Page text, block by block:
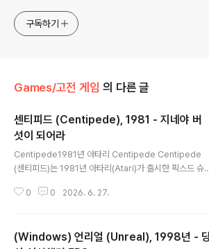
구독하기
Games/고전 게임 의 다른 글
센티피드 (Centipede), 1981 - 지네야 버
섯이 되어라
Centipede1981년 아타리 Centipede Centipede
(센티피드)는 1981년 아타리(Atari)가 출시한 픽스드 슈
성 있는 게임플레이로 큰 성공을 거뒀다고 합니다. Centip
s://www.myabandonware.com/game/centipede
0 0 2026. 6. 27.
(Windows) 언리얼 (Unreal), 1998년 -